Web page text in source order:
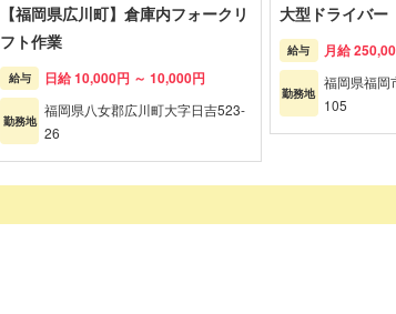
【福岡県広川町】倉庫内フォークリ
フト作業
給与 日給 10,000円 ～ 10,000円
勤務地
福岡県八女郡広川町大字日吉523-
26
大型ドライバー
給与 月給
勤務地
福岡県福岡
105